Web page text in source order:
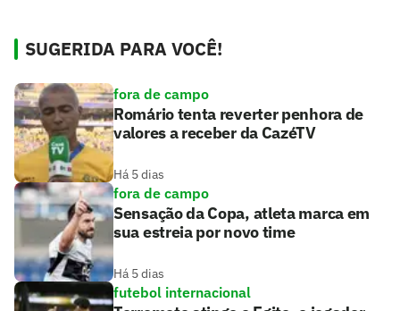
SUGERIDA PARA VOCÊ!
fora de campo
Romário tenta reverter penhora de
valores a receber da CazéTV
Há 5 dias
fora de campo
Sensação da Copa, atleta marca em
sua estreia por novo time
Há 5 dias
futebol internacional